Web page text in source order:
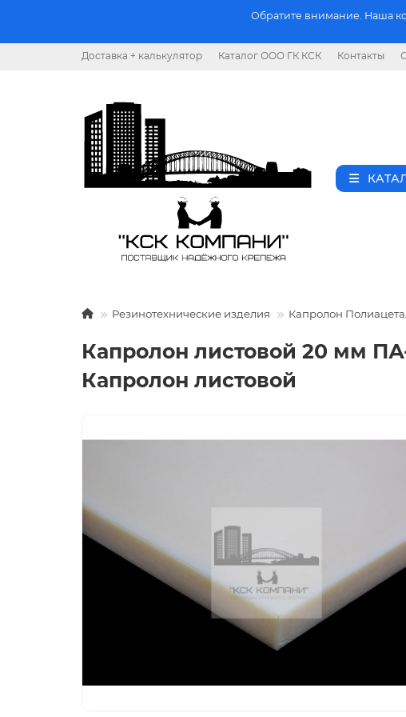
Обратите внимание. Наша
Доставка + калькулятор Каталог ООО ГК КСК Контакты
Резинотехнические изделия Капролон
Капролон листовой 20 мм
Капролон листовой